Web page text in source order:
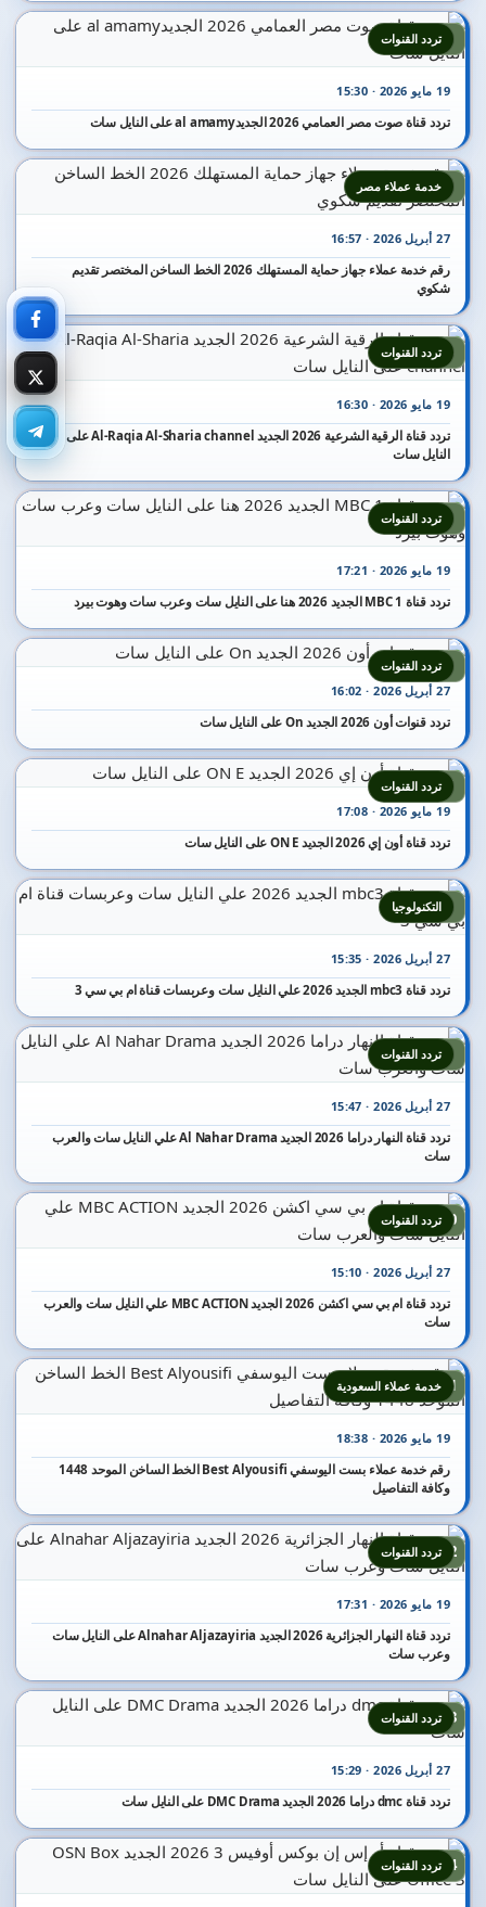
2
19 مايو 2026 · 15:30
تردد قناة صوت مصر العمامي 2026 الجديدal amamy على النايل سات
تردد القنوات
3
27 أبريل 2026 · 16:57
رقم خدمة عملاء جهاز حماية المستهلك 2026 الخط الساخن المختصر تقديم
شكوي
خدمة عملاء مصر
4
19 مايو 2026 · 16:30
تردد قناة الرقية الشرعية 2026 الجديد Al-Raqia Al-Sharia channel على
النايل سات
تردد القنوات
5
19 مايو 2026 · 17:21
تردد قناة MBC 1 الجديد 2026 هنا على النايل سات وعرب سات وهوت بيرد
تردد القنوات
6
27 أبريل 2026 · 16:02
تردد قنوات أون 2026 الجديد On على النايل سات
تردد القنوات
7
19 مايو 2026 · 17:08
تردد قناة أون إي 2026 الجديد ON E على النايل سات
تردد القنوات
8
27 أبريل 2026 · 15:35
تردد قناة mbc3 الجديد 2026 علي النايل سات وعربسات قناة ام بي سي 3
التكنولوجيا
9
27 أبريل 2026 · 15:47
تردد قناة النهار دراما 2026 الجديد Al Nahar Drama علي النايل سات والعرب
سات
تردد القنوات
10
27 أبريل 2026 · 15:10
تردد قناة ام بي سي اكشن 2026 الجديد MBC ACTION علي النايل سات والعرب
سات
تردد القنوات
11
19 مايو 2026 · 18:38
رقم خدمة عملاء بست اليوسفي Best Alyousifi الخط الساخن الموحد 1448
وكافة التفاصيل
خدمة عملاء السعودية
12
19 مايو 2026 · 17:31
تردد قناة النهار الجزائرية 2026 الجديد Alnahar Aljazayiria على النايل سات
وعرب سات
تردد القنوات
13
27 أبريل 2026 · 15:29
تردد قناة dmc دراما 2026 الجديد DMC Drama على النايل سات
تردد القنوات
14تردد القنوات